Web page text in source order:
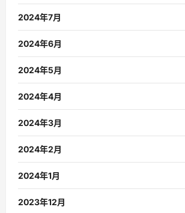
2024年7月
2024年6月
2024年5月
2024年4月
2024年3月
2024年2月
2024年1月
2023年12月